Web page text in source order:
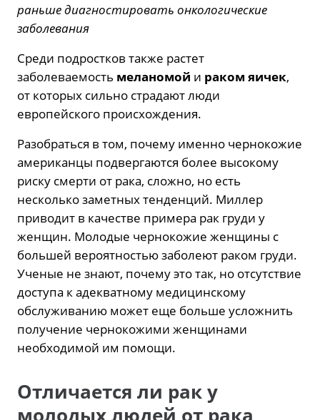
раньше диагностировать онкологические
заболевания
Среди подростков также растет
заболеваемость меланомой и раком яичек,
от которых сильно страдают люди
европейского происхождения.
Разобраться в том, почему именно чернокожие
американцы подвергаются более высокому
риску смерти от рака, сложно, но есть
несколько заметных тенденций. Миллер
приводит в качестве примера рак груди у
женщин. Молодые чернокожие женщины с
большей вероятностью заболеют раком груди.
Ученые не знают, почему это так, но отсутствие
доступа к адекватному медицинскому
обслуживанию может еще больше усложнить
получение чернокожими женщинами
необходимой им помощи.
Отличается ли рак у